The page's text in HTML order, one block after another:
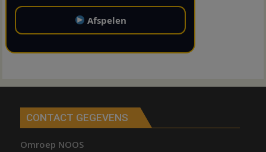
Afspelen
CONTACT GEGEVENS
Omroep NOOS